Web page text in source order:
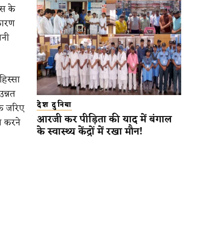
के
जरिए
करने
देश दुनिया
आरजी कर पीड़िता की याद में बंगाल
के स्वास्थ्य केंद्रों में रखा मौन!